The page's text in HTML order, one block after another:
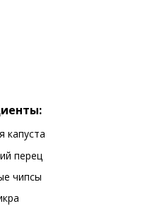
капуста
перец
чипсы